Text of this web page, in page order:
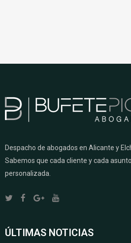
Despacho de abogados en Alicante y
Sabemos que cada cliente y cada
personalizada.
ÚLTIMAS NOTICIAS